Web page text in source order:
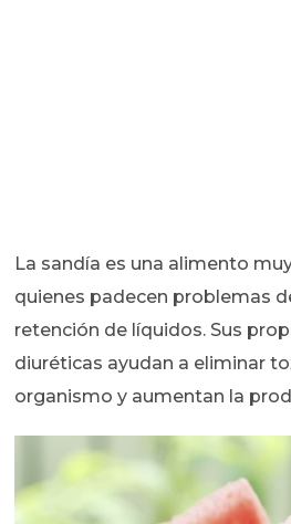
La sandía es una alimento
quienes padecen problemas
retención de líquidos. Sus
diuréticas ayudan a eliminar
organismo y aumentan la